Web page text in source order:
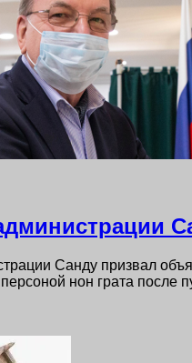
Санду призвал
нон грата после